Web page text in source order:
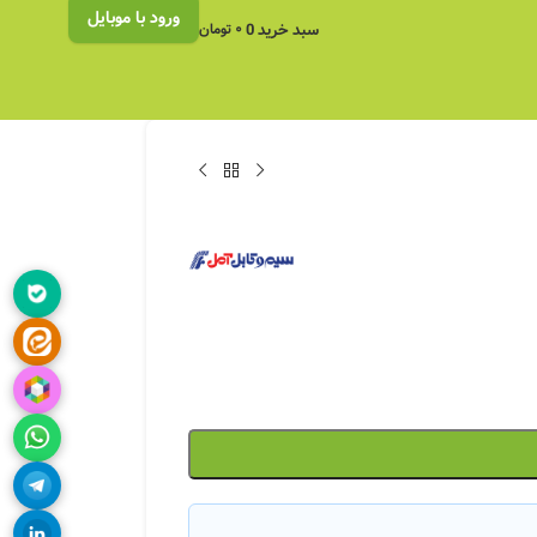
سبد خرید0۰ تومان ورود با موبایل